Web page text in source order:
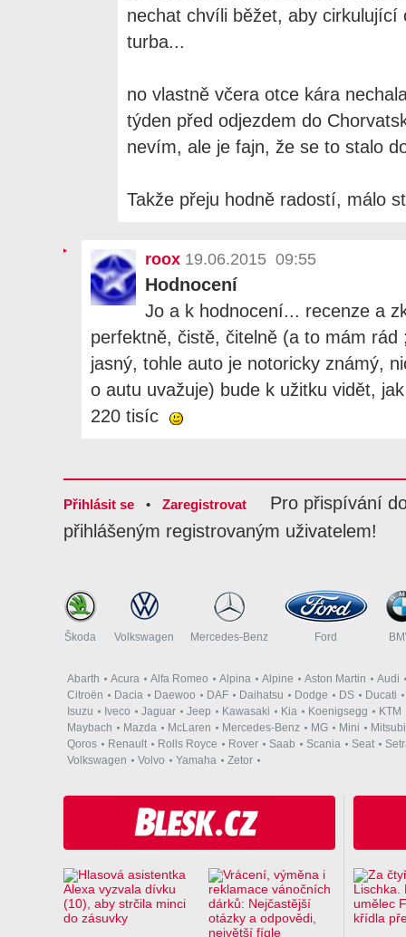
nechat chvíli běžet, aby
turba...
no vlastně včera otce kára
týden před odjezdem do
nevím, ale je fajn, že se to stalo
Takže přeju hodně radostí, málo
roox 19.06.2015 09:55
Hodnocení
Jo a k hodnocení... recenze a
perfektně, čistě, čitelně (a to mám
jasný, tohle auto je notoricky známý,
o autu uvažuje) bude k užitku vidět,
220 tisíc
Přihlásit se • Zaregistrovat
Pro přispívání
přihlášeným registrovaným uživatelem!
Škoda Volkswagen Mercedes-Benz Ford
Abarth Acura Alfa Romeo Alpina Alpine Aston Martin
Audi
Citroën
Dacia Daewoo DAF Daihatsu Dodge DS
Ducati
Isuzu
Iveco Jaguar Jeep Kawasaki Kia Koenigsegg
KTM
Maybach
Mazda McLaren Mercedes-Benz MG Mini
Qoros
Renault Rolls Royce Rover Saab Scania Seat
Volkswagen
Volvo Yamaha Zetor